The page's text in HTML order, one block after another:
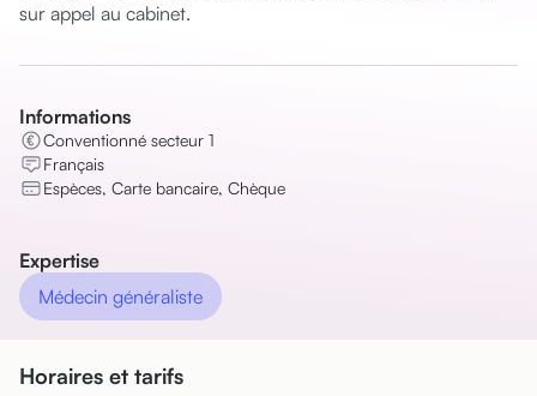
sur appel au cabinet.
Informations
Conventionné secteur 1
Français
Espèces, Carte bancaire, Chèque
Expertise
Médecin généraliste
Horaires et tarifs